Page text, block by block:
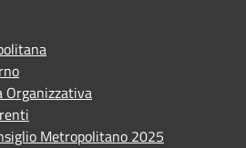
Metropolitano 2025